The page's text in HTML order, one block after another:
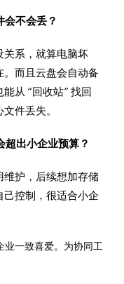
会不会丢？
关系，就算电脑坏
而且云盘会自动备
从 “回收站” 找回
件丢失。
超出小企业预算？
维护，后续想加存储
控制，很适合小企
业一致喜爱。为协同工